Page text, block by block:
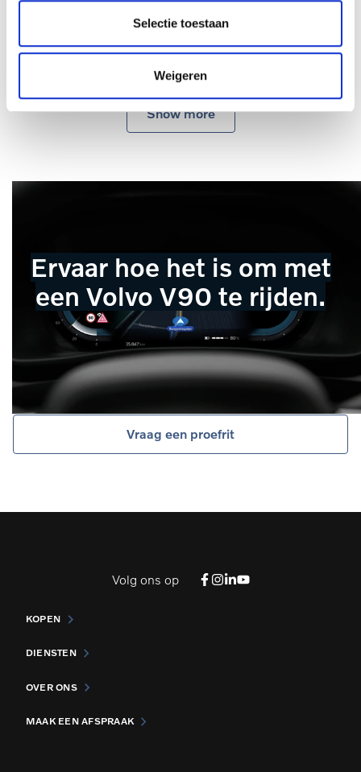
Selectie toestaan
Weigeren
Show more
Ervaar hoe het is om met
een Volvo V90 te rijden.
Vraag een proefrit
Volg ons op
KOPEN
DIENSTEN
OVER ONS
MAAK EEN AFSPRAAK